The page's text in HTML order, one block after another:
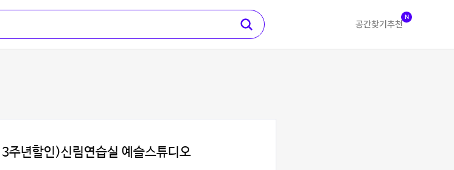
공간찾기 추천
N
3주년할인)신림연습실 예슬스튜디오